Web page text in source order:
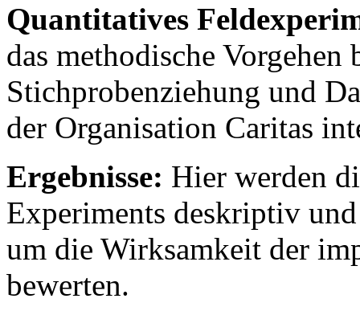
Quantitatives
das methodische
Stichprobenziehung und
der Organisation Caritas
Ergebnisse: Hier werden
Experiments deskriptiv
um die Wirksamkeit der
bewerten.